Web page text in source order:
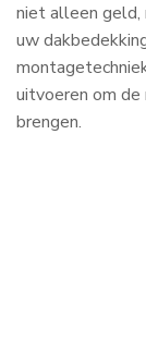
niet alleen
uw
uitvoeren om
brengen.